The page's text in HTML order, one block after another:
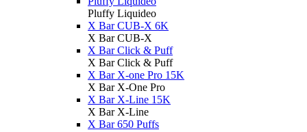
Pluffy Liquideo
X Bar CUB-X 6K
X Bar CUB-X
X Bar Click & Puff
X Bar Click & Puff
X Bar X-one Pro 15K
X Bar X-One Pro
X Bar X-Line 15K
X Bar X-Line
X Bar 650 Puffs